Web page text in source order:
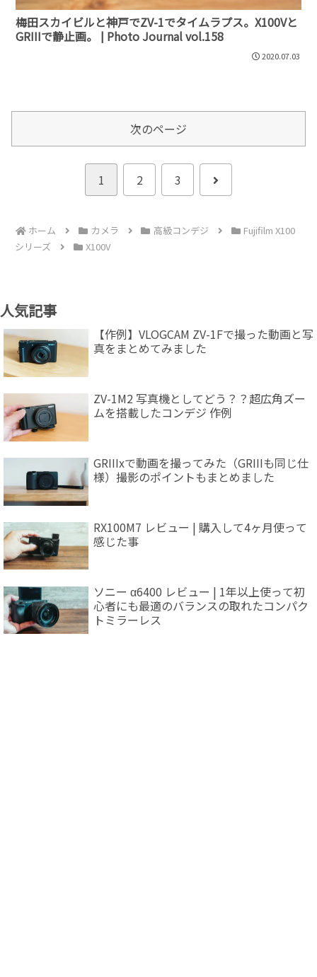
梅田スカイビルと神戸でZV-1でタイムラプス。X100Vと
GRIIIで静止画。 | Photo Journal vol.158
2020.07.03
次のページ
1 2 3
次
ホーム カメラ 高級コンデジ
Fujifilm X100
シリーズ
X100V
人気記事
【作例】VLOGCAM ZV-1Fで撮った動画と写
真をまとめてみました
ZV-1M2 写真機としてどう？？超広角ズー
ムを搭載したコンデジ 作例
GRIIIxで動画を撮ってみた（GRIIIも同じ仕
様）撮影のポイントもまとめました
RX100M7 レビュー | 購入して4ヶ月使って
感じた事
ソニー α6400 レビュー | 1年以上使って初
心者にも最適のバランスの取れたコンパク
トミラーレス